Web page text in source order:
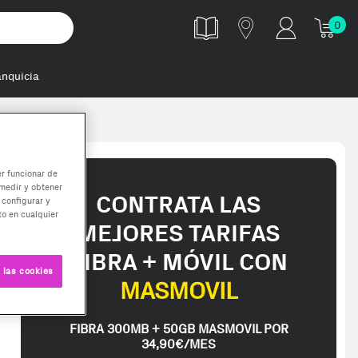
0
CONTRATA LAS
MEJORES TARIFAS
FIBRA + MÓVIL CON
MASMOVIL
FIBRA 300MB + 50GB MASMOVIL POR
34,90€/MES
funcionar de
y obtener
y
en cualquier
cookies